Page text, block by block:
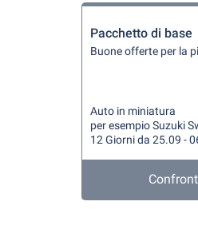
Pacchetto di base
Buone offerte per la
Auto in miniatura
per esempio Suzuki
12 Giorni da 25.09 -